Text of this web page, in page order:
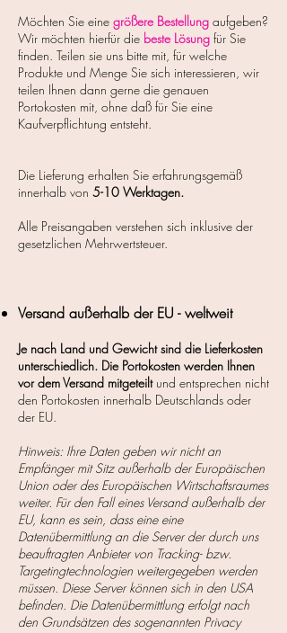
Möchten Sie eine größere Bestellung aufgeben?
Wir möchten hierfür die beste Lösung für Sie
finden. Teilen sie uns bitte mit, für welche
Produkte und Menge Sie sich interessieren, wir
teilen Ihnen dann gerne die genauen
Portokosten mit, ohne daß für Sie eine
Kaufverpflichtung entsteht.
Die Lieferung erhalten Sie erfahrungsgemäß
innerhalb von 5-10 Werktagen.
Alle Preisangaben verstehen sich inklusive der
gesetzlichen Mehrwertsteuer.
Versand außerhalb der EU - weltweit
Je nach Land und Gewicht sind die Lieferkosten
unterschiedlich. Die Portokosten werden Ihnen
vor dem Versand mitgeteilt und entsprechen nicht
den Portokosten innerhalb Deutschlands oder
der EU.
Hinweis: Ihre Daten geben wir nicht an
Empfänger mit Sitz außerhalb der Europäischen
Union oder des Europäischen Wirtschaftsraumes
weiter. Für den Fall eines Versand außerhalb der
EU, kann es sein, dass eine eine
Datenübermittlung an die Server der durch uns
beauftragten Anbieter von Tracking- bzw.
Targetingtechnologien weitergegeben werden
müssen. Diese Server können sich in den USA
befinden. Die Datenübermittlung erfolgt nach
den Grundsätzen des sogenannten Privacy